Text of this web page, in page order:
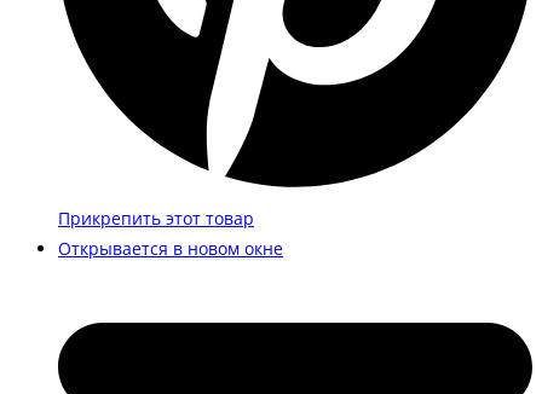
Прикрепить этот товар
Открывается в новом окне